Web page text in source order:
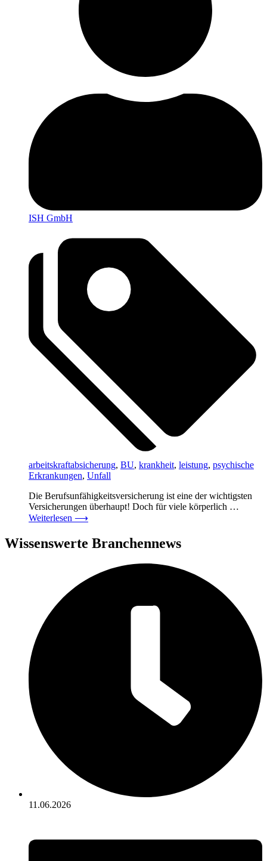
ISH GmbH
arbeitskraftabsicherung, BU, krankheit, leistung, psychische
Erkrankungen, Unfall
Die Berufsunfähigkeitsversicherung ist eine der wichtigsten
Versicherungen überhaupt! Doch für viele körperlich …
Weiterlesen ⟶
Wissenswerte Branchennews
11.06.2026